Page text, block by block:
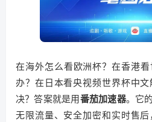
在海外怎么看欧洲杯？在香港
办？在日本看央视频世界杯中
决？答案就是用番茄加速器。它
无限流量、安全加密和实时售